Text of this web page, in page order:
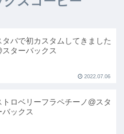
タバで初カスタムしてきました
スターバックス
2022.07.06
トロベリーフラペチーノ@スタ
バックス